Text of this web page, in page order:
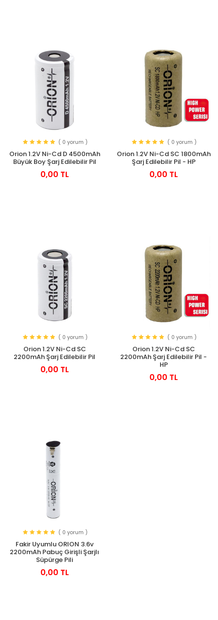
( 0 yorum )
Orion 1.2V Ni-Cd D 4500mAh
Büyük Boy Şarj Edilebilir Pil
0,00 TL
( 0 yorum )
Orion 1.2V Ni-Cd SC 1800mAh
Şarj Edilebilir Pil - HP
0,00 TL
( 0 yorum )
Orion 1.2V Ni-Cd SC
2200mAh Şarj Edilebilir Pil
0,00 TL
( 0 yorum )
Orion 1.2V Ni-Cd SC
2200mAh Şarj Edilebilir Pil -
HP
0,00 TL
( 0 yorum )
Fakir Uyumlu ORION 3.6v
2200mAh Pabuç Girişli Şarjlı
Süpürge Pili
0,00 TL